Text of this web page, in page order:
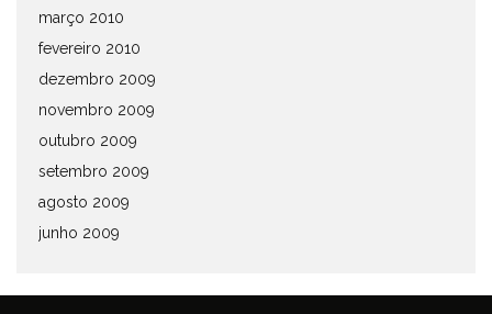
março 2010
fevereiro 2010
dezembro 2009
novembro 2009
outubro 2009
setembro 2009
agosto 2009
junho 2009